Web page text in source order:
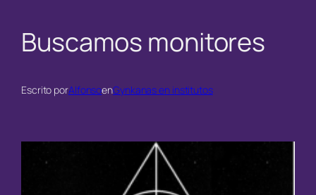
Buscamos monitores
Escrito porAlfonsoenGynkanas en institutos